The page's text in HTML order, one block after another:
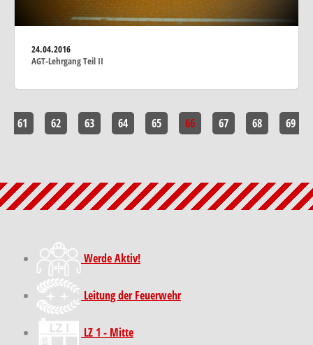
24.04.2016
AGT-Lehrgang Teil II
61 62 63 64 65 66 67 68 69
Werde Aktiv!
Leitung der Feuerwehr
LZ 1 - Mitte